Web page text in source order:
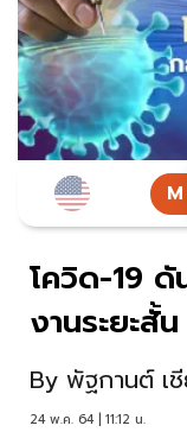
โควิด-19 ดั
งานระยะสั้
By พัฐกานต์ เ
24 พ.ค. 64 | 11:12 น.